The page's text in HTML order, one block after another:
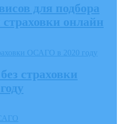
для подбора
онлайн
страховки